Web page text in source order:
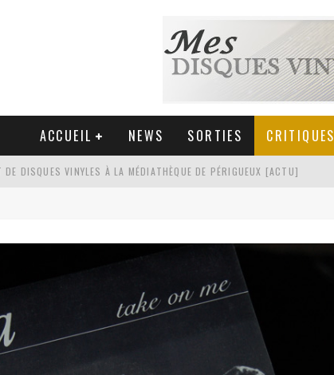
ACCUEIL NEWS SORTIES CRITIQUES
DE DISQUES VINYLES À LA MÉDIATHÈQUE DE PÉRIGUEUX [ACTU]
DISQUAIRE MUSIC NON STOP À STRASBOURG